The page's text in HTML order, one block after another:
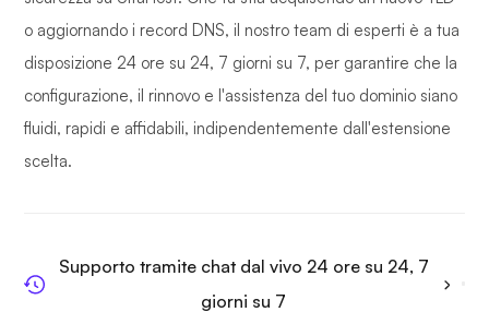
o aggiornando i record DNS, il nostro team di esperti è a tua
disposizione 24 ore su 24, 7 giorni su 7, per garantire che la
configurazione, il rinnovo e l'assistenza del tuo dominio siano
fluidi, rapidi e affidabili, indipendentemente dall'estensione
scelta.
Supporto tramite chat dal vivo 24 ore su 24, 7
giorni su 7